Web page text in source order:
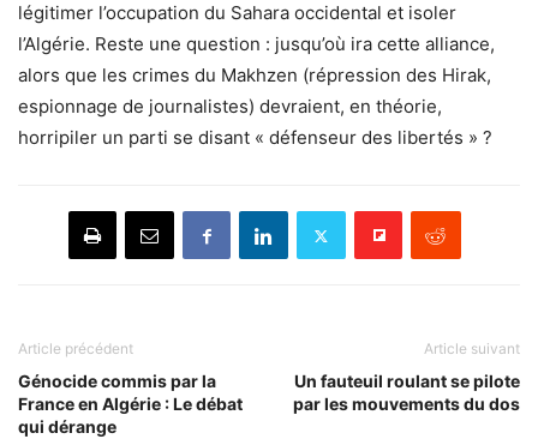
légitimer l’occupation du Sahara occidental et isoler
l’Algérie. Reste une question : jusqu’où ira cette alliance,
alors que les crimes du Makhzen (répression des Hirak,
espionnage de journalistes) devraient, en théorie,
horripiler un parti se disant « défenseur des libertés » ?
Article précédent
Génocide commis par la
France en Algérie : Le débat
qui dérange
Article suivant
Un fauteuil roulant se pilote
par les mouvements du dos